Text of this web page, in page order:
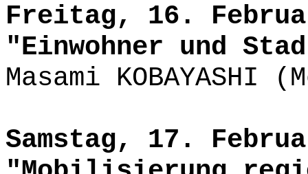
Freitag, 16.
"Einwohner und
Masami
Samstag, 17.